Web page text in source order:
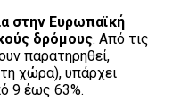
στην Ευρωπαϊκή
δρόμους. Από τις
παρατηρηθεί,
χώρα), υπάρχει
9 έως 63%.